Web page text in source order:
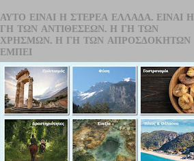
ΑΥΤΌ ΕΊΝΑΙ Η ΣΤΕΡΕΆ ΕΛΛΆΔΑ. ΕΊΝΑΙ Η
ΓΗ ΤΩΝ ΑΝΤΙΘΈΣΕΩΝ. Η ΓΗ ΤΩΝ
ΧΡΗΣΜΏΝ. Η ΓΗ ΤΩΝ ΑΠΡΟΣΔΌΚΗΤΩΝ
ΕΜΠΕΙ